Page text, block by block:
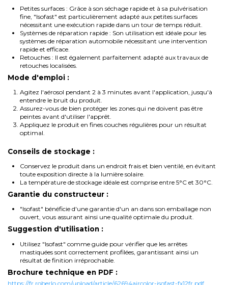
Petites surfaces : Grâce à son séchage rapide et à sa pulvérisation
fine, "Isofast" est particulièrement adapté aux petites surfaces
nécessitant une exécution rapide dans un tour de temps réduit.
Systèmes de réparation rapide : Son utilisation est idéale pour les
systèmes de réparation automobile nécessitant une intervention
rapide et efficace.
Retouches : Il est également parfaitement adapté aux travaux de
retouches localisées.
Mode d'emploi :
Agitez l'aérosol pendant 2 à 3 minutes avant l'application, jusqu'à
entendre le bruit du produit.
Assurez-vous de bien protéger les zones qui ne doivent pas être
peintes avant d'utiliser l'apprêt.
Appliquez le produit en fines couches régulières pour un résultat
optimal.
Conseils de stockage :
Conservez le produit dans un endroit frais et bien ventilé, en évitant
toute exposition directe à la lumière solaire.
La température de stockage idéale est comprise entre 5°C et 30°C.
Garantie du constructeur :
"Isofast" bénéficie d'une garantie d'un an dans son emballage non
ouvert, vous assurant ainsi une qualité optimale du produit.
Suggestion d'utilisation :
Utilisez "Isofast" comme guide pour vérifier que les arrêtes
mastiquées sont correctement profilées, garantissant ainsi un
résultat de finition irréprochable.
Brochure technique en PDF :
https://fr.roberlo.com/upload/article/62694aircolor-isofast-fx12fr.pdf